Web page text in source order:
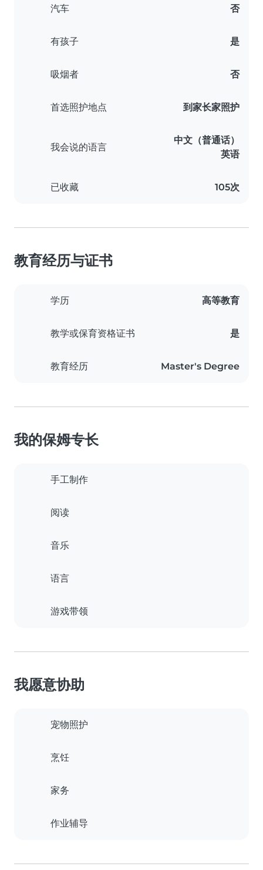
汽车 否
有孩子 是
吸烟者 否
首选照护地点 到家长家照护
我会说的语言
中文（普通话）
英语
已收藏 105次
教育经历与证书
学历 高等教育
教学或保育资格证书 是
教育经历 Master's Degree
我的保姆专长
手工制作
阅读
音乐
语言
游戏带领
我愿意协助
宠物照护
烹饪
家务
作业辅导